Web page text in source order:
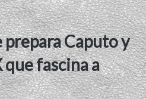
prepara Caputo y
fascina a